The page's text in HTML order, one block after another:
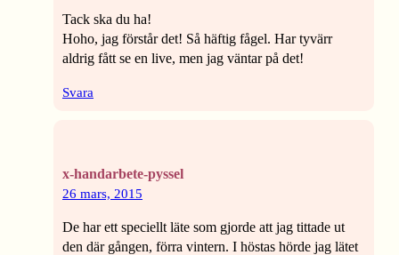
Tack ska du ha!
Hoho, jag förstår det! Så häftig fågel. Har tyvärr
aldrig fått se en live, men jag väntar på det!
Svara
x-handarbete-pyssel
26 mars, 2015
De har ett speciellt läte som gjorde att jag tittade ut
den där gången, förra vintern. I höstas hörde jag lätet